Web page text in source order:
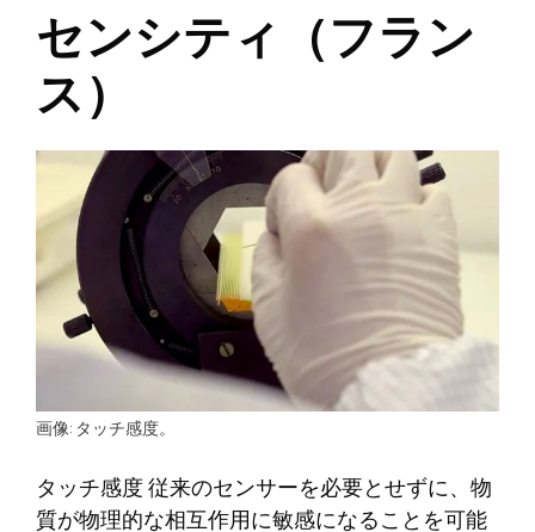
センシティ（フラン
ス）
画像: タッチ感度。
タッチ感度従来のセンサーを必要とせずに、物
質が物理的な相互作用に敏感になることを可能